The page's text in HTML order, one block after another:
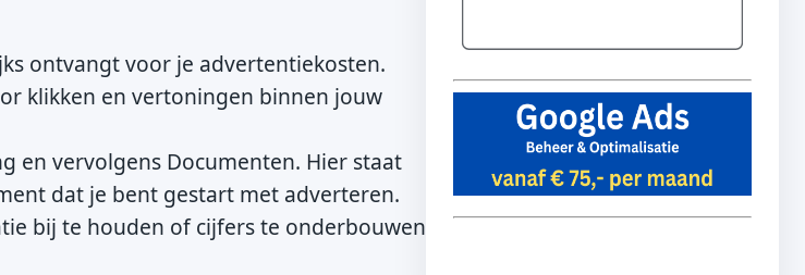
ontvangt voor je advertentiekosten.
klikken en vertoningen binnen jouw
en vervolgens Documenten. Hier staat
dat je bent gestart met adverteren.
bij te houden of cijfers te onderbouwen